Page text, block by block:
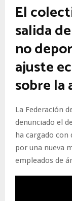
El
salida
no
ajuste
sobre la
La Federación
denunciado el
ha cargado con
por una nueva
empleados de